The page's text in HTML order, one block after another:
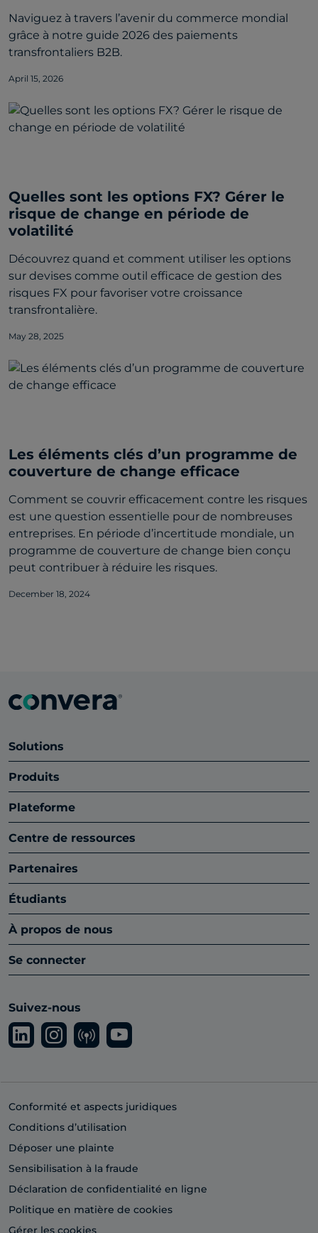
Naviguez à travers l’avenir du commerce mondial
grâce à notre guide 2026 des paiements
transfrontaliers B2B.
April 15, 2026
Quelles sont les options FX? Gérer le
risque de change en période de
volatilité
Découvrez quand et comment utiliser les options
sur devises comme outil efficace de gestion des
risques FX pour favoriser votre croissance
transfrontalière.
May 28, 2025
Les éléments clés d’un programme de
couverture de change efficace
Comment se couvrir efficacement contre les risques
est une question essentielle pour de nombreuses
entreprises. En période d’incertitude mondiale, un
programme de couverture de change bien conçu
peut contribuer à réduire les risques.
December 18, 2024
Solutions
Produits
Plateforme
Centre de ressources
Partenaires
Étudiants
À propos de nous
Se connecter
Suivez-nous
Conformité et aspects juridiques
Conditions d’utilisation
Déposer une plainte
Sensibilisation à la fraude
Déclaration de confidentialité en ligne
Politique en matière de cookies
Gérer les cookies